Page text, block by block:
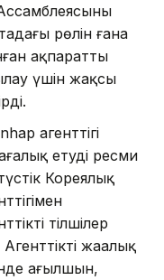
рөлін ғана
ақпаратты
үшін жақсы
агенттігі
етуді ресми
Кореялық
тілшілер
жаңалық
ағылшын,